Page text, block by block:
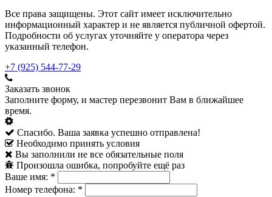
Все права защищены. Этот сайт имеет исключительно
информационный характер и не является публичной офертой.
Подробности об услугах уточняйте у оператора через
указанный телефон.
+7 (925) 544-77-29
Заказать звонок
Заполните форму, и мастер перезвонит Вам в ближайшее
время.
Спасибо. Ваша заявка успешно отправлена!
Необходимо принять условия
Вы заполнили не все обязательные поля
Произошла ошибка, попробуйте ещё раз
Ваше имя: *
Номер телефона: *